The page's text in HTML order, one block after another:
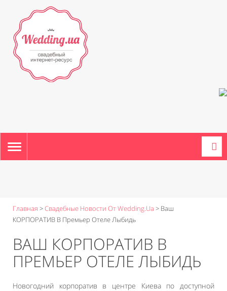
TOGGLE
NAVIGATION
Главная >Свадебные Новости От Wedding.ua > Ваш
КОРПОРАТИВ В Премьер Отеле Лыбидь
ВАШ КОРПОРАТИВ В
ПРЕМЬЕР ОТЕЛЕ ЛЫБИДЬ
Новогодний корпоратив в центре Киева по доступной